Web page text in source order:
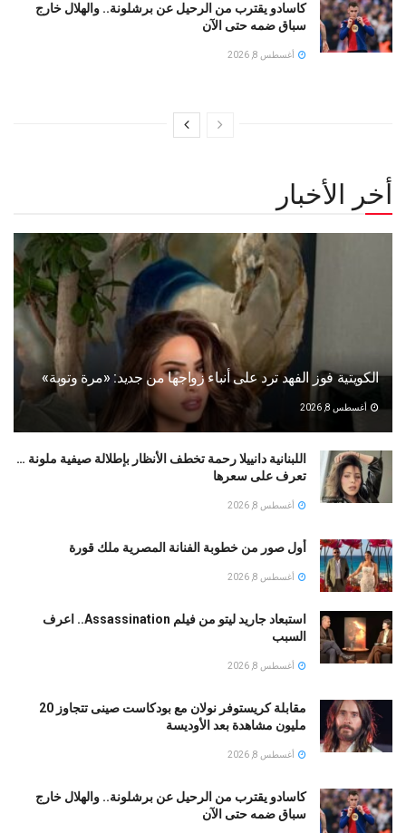
كاسادو يقترب من الرحيل عن برشلونة.. والهلال خارج
سباق ضمه حتى الآن
أغسطس 8, 2026
أخر الأخبار
الكويتية فوز الفهد ترد على أنباء زواجها من جديد: «مرة وتوبة» ‏
أغسطس 8, 2026
اللبنانية دانييلا رحمة تخطف الأنظار بإطلالة صيفية ملونة …
تعرف على سعرها
أغسطس 8, 2026
أول صور من خطوبة الفنانة المصرية ملك قورة
أغسطس 8, 2026
استبعاد جاريد ليتو من فيلم Assassination.. اعرف
السبب
أغسطس 8, 2026
مقابلة كريستوفر نولان مع بودكاست صينى تتجاوز 20
مليون مشاهدة بعد الأوديسة
أغسطس 8, 2026
كاسادو يقترب من الرحيل عن برشلونة.. والهلال خارج
سباق ضمه حتى الآن